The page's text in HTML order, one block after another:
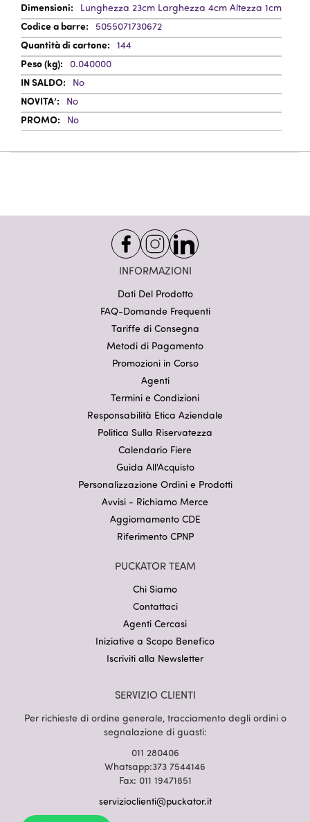
Informazioni
Aggiuntive
Lunghezza 23cm Larghezza 4cm Altezza 1cm
5055071730672
144
0.040000
No
No
No
INFORMAZIONI
Dati Del Prodotto
FAQ-Domande Frequenti
Tariffe di Consegna
Metodi di Pagamento
Promozioni in Corso
Agenti
Termini e Condizioni
Responsabilità Etica Aziendale
Politica Sulla Riservatezza
Calendario Fiere
Guida All'Acquisto
Personalizzazione Ordini e Prodotti
Avvisi - Richiamo Merce
Aggiornamento CDE
Riferimento CPNP
PUCKATOR TEAM
Chi Siamo
Contattaci
Agenti Cercasi
Iniziative a Scopo Benefico
Iscriviti alla Newsletter
SERVIZIO CLIENTI
Per richieste di ordine generale, tracciamento degli ordini o
segnalazione di guasti:
011 280406
Whatsapp:373 7544146
Fax: 011 19471851
servizioclienti@puckator.it